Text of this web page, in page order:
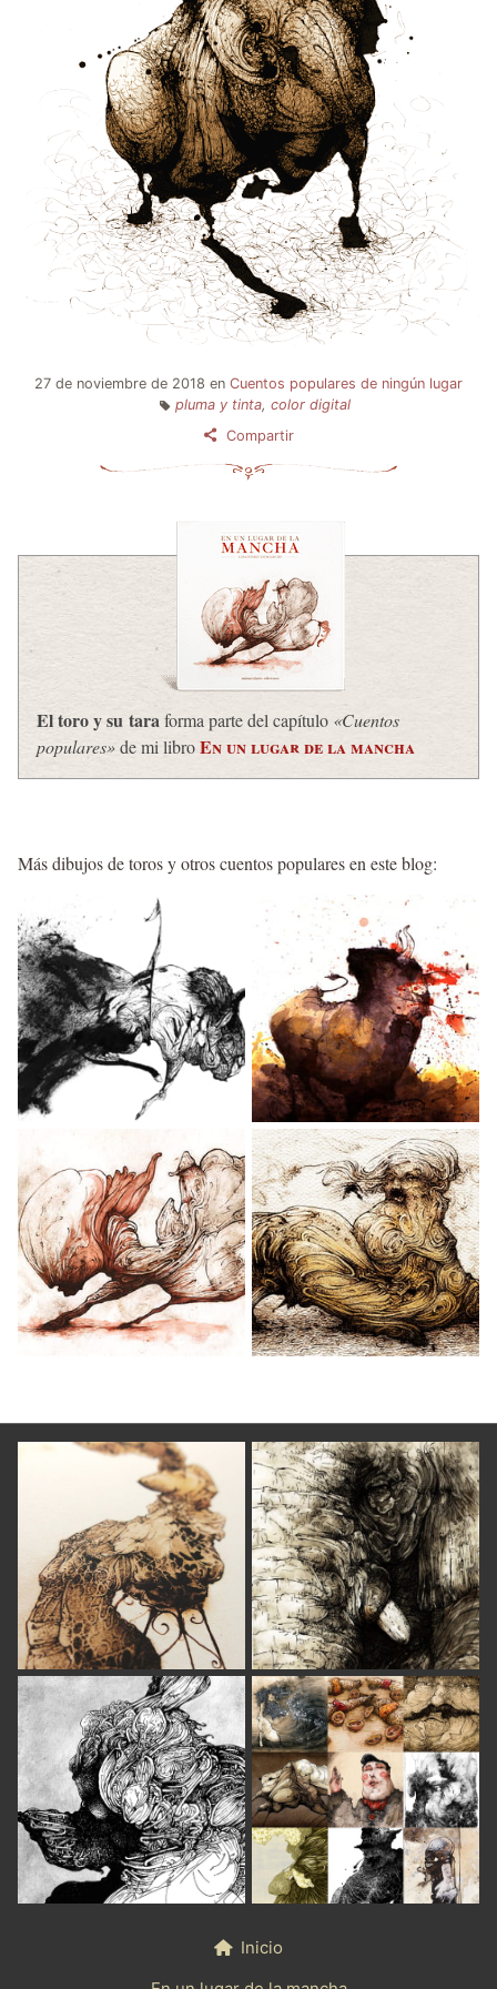
27 de noviembre de 2018 en Cuentos populares de ningún lugar
pluma y tinta, color digital
Compartir
El toro y su taraforma parte del capítulo «Cuentos
populares»de mi libroEn un lugar de la mancha
Más dibujos de toros y otros cuentos populares en este blog:
Inicio